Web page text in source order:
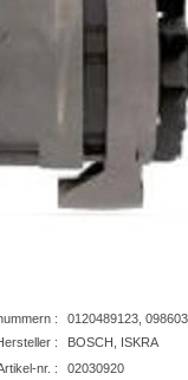
:
0120489123,
:
BOSCH, ISKRA
nr. :
02030920